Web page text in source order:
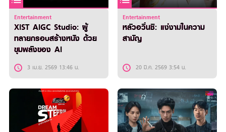
Entertainment
XIST AIGC Studio: ผู้
ทลายกรอบสร้างหนัง ด้วย
ขุมพลังของ AI
3 เม.ย. 2569 13:46 น.
Entertainment
หลัวอวิ๋นซี: แง่งามในความ
สามัญ
20 มี.ค. 2569 3:54 น.